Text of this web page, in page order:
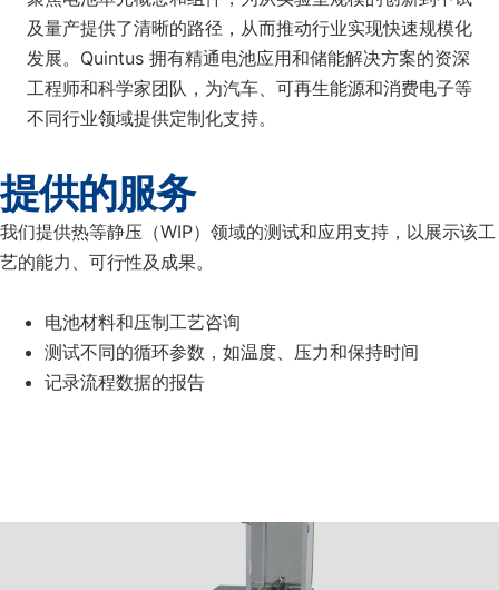
及量产提供了清晰的路径，从而推动行业实现快速规模化
发展。Quintus 拥有精通电池应用和储能解决方案的资深
工程师和科学家团队，为汽车、可再生能源和消费电子等
不同行业领域提供定制化支持。
提供的服务
我们提供热等静压（WIP）领域的测试和应用支持，以展示该工
艺的能力、可行性及成果。
电池材料和压制工艺咨询
测试不同的循环参数，如温度、压力和保持时间
记录流程数据的报告